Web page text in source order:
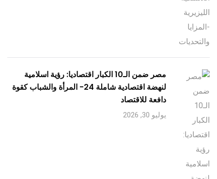
مصر ضمن الـ10 الكبار اقتصاديا: رؤية اسلامية
لنهضة اقتصادية شاملة 24- المرأة والشباب كقوة
دافعة للاقتصاد
يوليو 30, 2026